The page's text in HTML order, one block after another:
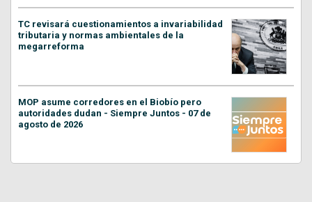
TC revisará cuestionamientos a invariabilidad
tributaria y normas ambientales de la
megarreforma
MOP asume corredores en el Biobío pero
autoridades dudan - Siempre Juntos - 07 de
agosto de 2026